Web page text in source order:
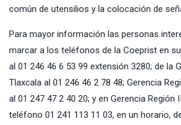
común de utensilios y la colocación de
Para mayor información las personas
marcar a los teléfonos de la Coeprist en
al 01 246 46 6 53 99 extensión 3280; de la
Tlaxcala al 01 246 46 2 78 48; Gerencia
al 01 247 47 2 40 20; y en Gerencia Región
teléfono 01 241 113 11 03, en un horario,